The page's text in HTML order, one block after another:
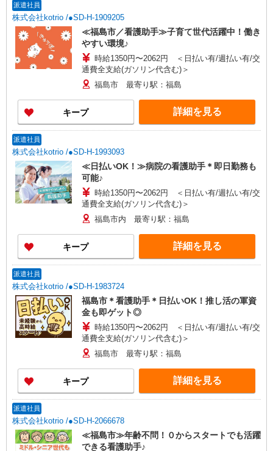
派遣社員
株式会社kotrio /●SD-H-1909205
≪福島市／看護助手≫子育て世代活躍中！働き
やすい環境♪
時給1350円〜2062円 ＜日払い有/週払い有/交
通費全支給(ガソリン代含む)＞
福島市 最寄り駅：福島
キープ 詳細を見る
派遣社員
株式会社kotrio /●SD-H-1993093
≪日払いOK！≫病院の看護助手＊即日勤務も
可能♪
時給1350円〜2062円 ＜日払い有/週払い有/交
通費全支給(ガソリン代含む)＞
福島市内 最寄り駅：福島
キープ 詳細を見る
派遣社員
株式会社kotrio /●SD-H-1983724
福島市＊看護助手＊日払いOK！推し活の軍資
金も即ゲット◎
時給1350円〜2062円 ＜日払い有/週払い有/交
通費全支給(ガソリン代含む)＞
福島市 最寄り駅：福島
キープ 詳細を見る
派遣社員
株式会社kotrio /●SD-H-2066678
≪福島市≫年齢不問！０からスタートでも活躍
できる看護助手♪